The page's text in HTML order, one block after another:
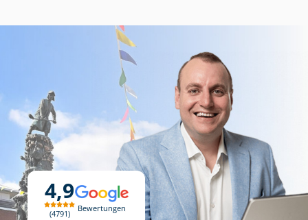
4,9
4791
Bewertungen